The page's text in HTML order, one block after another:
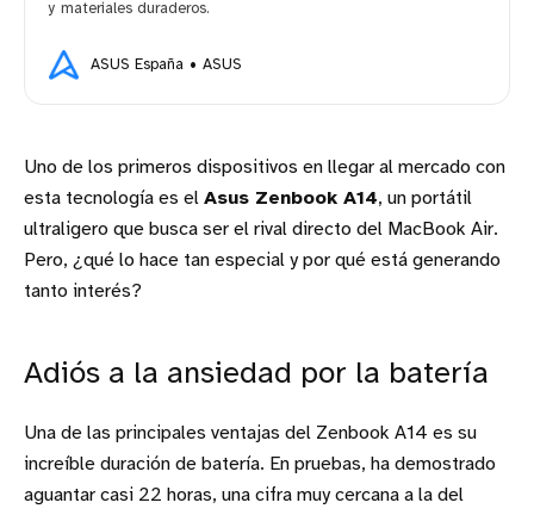
y materiales duraderos.
ASUS España ASUS
Uno de los primeros dispositivos en llegar al mercado con
esta tecnología es el Asus Zenbook A14, un portátil
ultraligero que busca ser el rival directo del MacBook Air.
Pero, ¿qué lo hace tan especial y por qué está generando
tanto interés?
Adiós a la ansiedad por la batería
Una de las principales ventajas del Zenbook A14 es su
increíble duración de batería. En pruebas, ha demostrado
aguantar casi 22 horas, una cifra muy cercana a la del